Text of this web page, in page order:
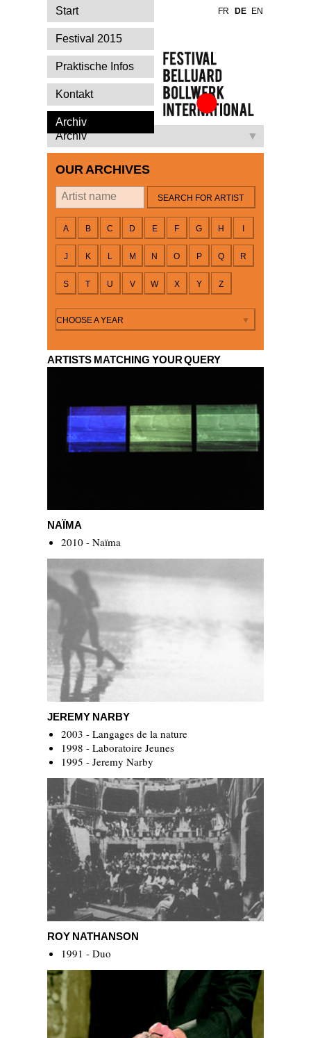
Festival Belluard
International
Archiv
OUR ARCHIVES
A B C D E F G H
J K L M N O P Q R
S T U V W X Y Z
CHOOSE A YEAR
ARTISTS MATCHING YOUR QUERY
Naïma
NAÏMA
2010 - Naïma
JEREMY NARBY
2003 - Langages de la nature
1998 - Laboratoire Jeunes
1995 - Jeremy Narby
ROY NATHANSON
1991 - Duo
Start
Festival 2015
Praktische Infos
Kontakt
Archiv
FR DE EN